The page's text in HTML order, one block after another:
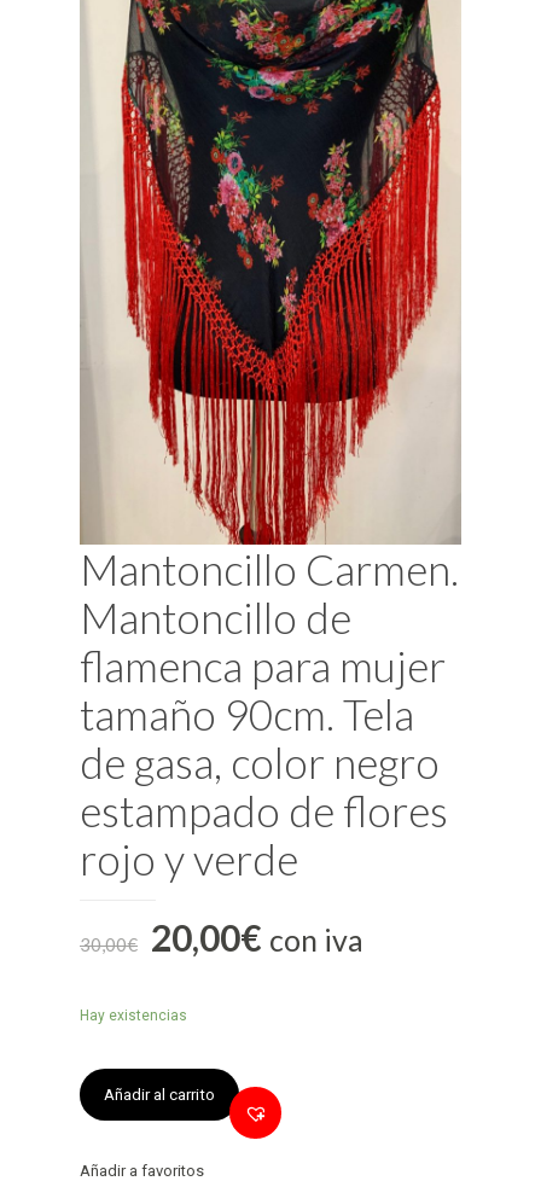
Mantoncillo Carmen.
Mantoncillo de
flamenca para mujer
tamaño 90cm. Tela
de gasa, color negro
estampado de flores
rojo y verde
30,00€ 20,00€ con iva
Hay existencias
Añadir al carrito
Añadir a favoritos